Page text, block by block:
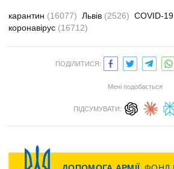
карантин (16077) Львів (2526) COVID-19
коронавірус (16712)
ПОДІЛИТИСЯ:
Мені подобається
ПІДСУМУВАТИ: